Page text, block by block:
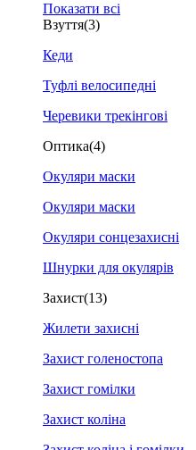
Показати всі
Взуття(3)
Кеди
Туфлі велосипедні
Черевики трекінгові
Оптика(4)
Окуляри маски
Окуляри маски
Окуляри сонцезахисні
Шнурки для окулярів
Захист(13)
Жилети захисні
Захист голеностопа
Захист гомілки
Захист коліна